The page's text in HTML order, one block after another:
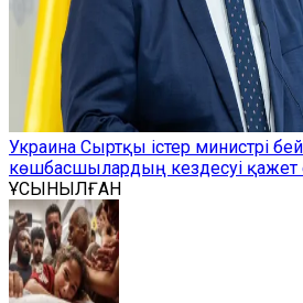
Украина Сыртқы істер министрі
көшбасшылардың кездесуі қажет
ҰСЫНЫЛҒАН